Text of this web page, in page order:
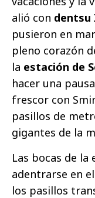
alió con dentsu
pusieron en
pleno corazón
la estación de
hacer una
frescor con
pasillos de
gigantes de la
Las bocas de
adentrarse en
los pasillos